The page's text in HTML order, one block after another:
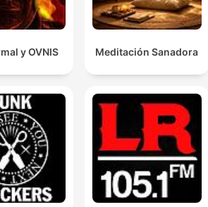
y OVNIS Meditación Sanadora